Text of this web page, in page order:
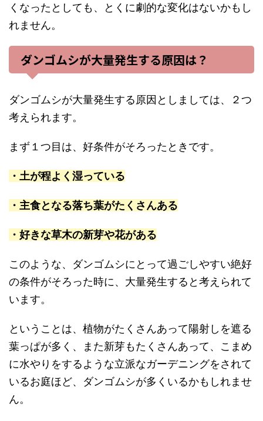
くなったとしても、とくに劇的な変化はないかもし
れません。
ダンゴムシが大量発生する原因は？
ダンゴムシが大量発生する原因としましては、２つ
考えられます。
まず１つ目は、好条件がそろったときです。
・土が程よく湿っている
・主食となる落ち葉がたくさんある
・好きな草木の新芽や花がある
このような、ダンゴムシにとって過ごしやすい絶好
の条件がそろった時に、大量発生すると考えられて
います。
ということは、植物がたくさんあって陽射しを遮る
葉っぱが多く、また新芽もたくさんあって、こまめ
に水やりをするような立派なガーデニングをされて
いるお庭ほど、ダンゴムシが多くいるかもしれませ
ん。